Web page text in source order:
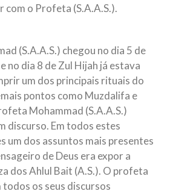
com o Profeta (S.A.A.S.).
(S.A.A.S.) chegou no dia 5 de
no dia 8 de Zul Hijah já estava
um dos principais rituais do
pontos como Muzdalifa e
Mohammad (S.A.A.S.)
discurso. Em todos estes
um dos assuntos mais presentes
de Deus era expor a
dos Ahlul Bait (A.S.). O profeta
os seus discursos